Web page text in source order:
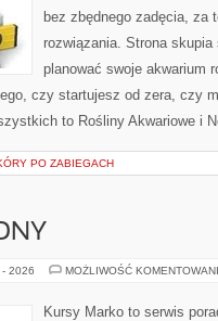
bez zbędnego zadęcia, za
rozwiązania. Strona
planować swoje akwarium
czy startujesz od zera, czy
to Rośliny Akwariowe i
PO ZABIEGACH
- 2026 MOŻLIWOŚĆ
Kursy Marko to serwis